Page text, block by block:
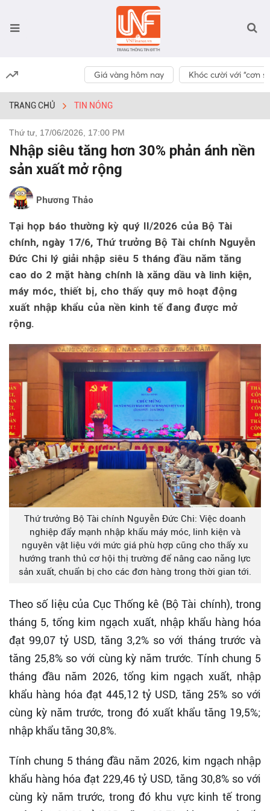
Giá vàng hôm nay Khóc cười với “cơn
TRANG CHỦ TIN NÓNG
Thứ tư, 17/06/2026, 17:00 PM
Nhập siêu tăng hơn 30% phản ánh nền
sản xuất mở rộng
Phương Thảo
Tại họp báo thường kỳ quý II/2026 của Bộ Tài
chính, ngày 17/6, Thứ trưởng Bộ Tài chính Nguyễn
Đức Chi lý giải nhập siêu 5 tháng đầu năm tăng
cao do 2 mặt hàng chính là xăng dầu và linh kiện,
máy móc, thiết bị, cho thấy quy mô hoạt động
xuất nhập khẩu của nền kinh tế đang được mở
rộng.
Thứ trưởng Bộ Tài chính Nguyễn Đức Chi: Việc doanh
nghiệp đẩy mạnh nhập khẩu máy móc, linh kiện và
nguyên vật liệu với mức giá phù hợp cũng cho thấy xu
hướng tranh thủ cơ hội thị trường để nâng cao năng lực
sản xuất, chuẩn bị cho các đơn hàng trong thời gian tới.
Theo số liệu của Cục Thống kê (Bộ Tài chính), trong
tháng 5, tổng kim ngạch xuất, nhập khẩu hàng hóa
đạt 99,07 tỷ USD, tăng 3,2% so với tháng trước và
tăng 25,8% so với cùng kỳ năm trước. Tính chung 5
tháng đầu năm 2026, tổng kim ngạch xuất, nhập
khẩu hàng hóa đạt 445,12 tỷ USD, tăng 25% so với
cùng kỳ năm trước, trong đó xuất khẩu tăng 19,5%;
nhập khẩu tăng 30,8%.
Tính chung 5 tháng đầu năm 2026, kim ngạch nhập
khẩu hàng hóa đạt 229,46 tỷ USD, tăng 30,8% so với
cùng kỳ năm trước, trong đó khu vực kinh tế trong